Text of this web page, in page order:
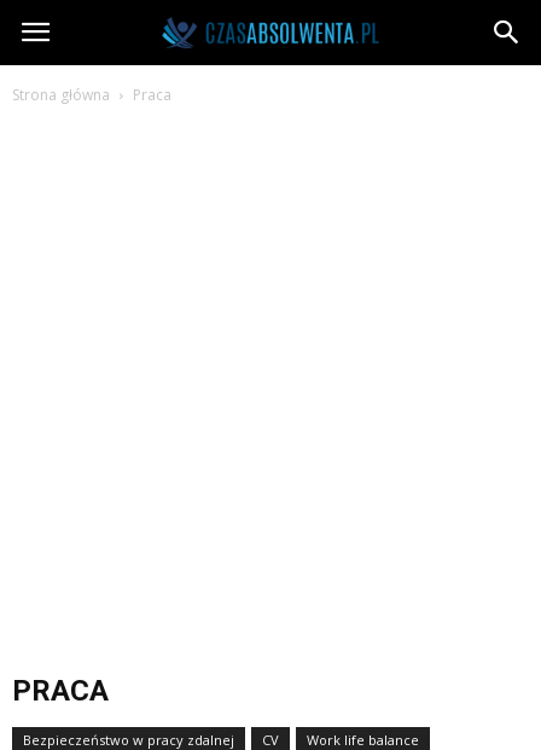
CzasAbsolwenta.pl
Strona główna Praca
PRACA
Bezpieczeństwo w pracy zdalnej CV Work life balance